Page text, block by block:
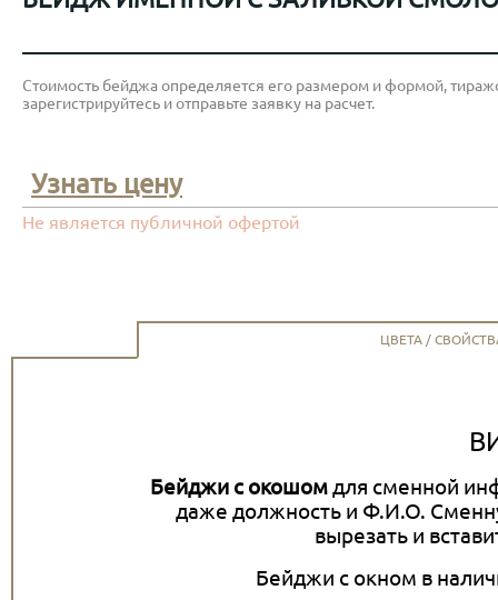
Стоимость бейджа определяется его размером и формой,
зарегистрируйтесь и отправьте заявку на расчет.
Узнать цену
Не является публичной офертой
ЦВЕТА /
Бейджи с окошомдля сменной
даже должность и Ф.И.О.
вырезать и
Бейджи с окном в